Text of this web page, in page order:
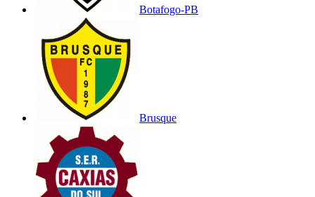
Botafogo-PB
Brusque